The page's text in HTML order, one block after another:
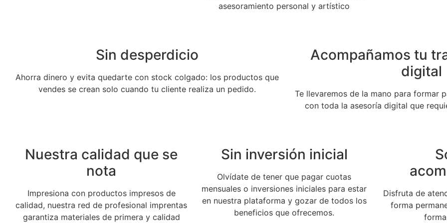
asesoramiento personal y artístico
Sin desperdicio
Ahorra dinero y evita quedarte con stock colgado: los productos que
vendes se crean solo cuando tu cliente realiza un pedido.
Acompañamos tu
digital
Te llevaremos de la mano para formar
con toda la asesoría digital que
Nuestra calidad que se
nota
Impresiona con productos impresos de
calidad, nuestra red de profesional imprentas
garantiza materiales de primera y calidad
Sin inversión inicial
Olvídate de tener que pagar cuotas
mensuales o inversiones iniciales para estar
en nuestra plataforma y gozar de todos los
beneficios que ofrecemos.
Disfruta de
forma